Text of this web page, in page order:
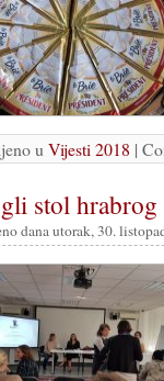
u Vijesti 2018 |
stol hrabrog
dana utorak, 30.